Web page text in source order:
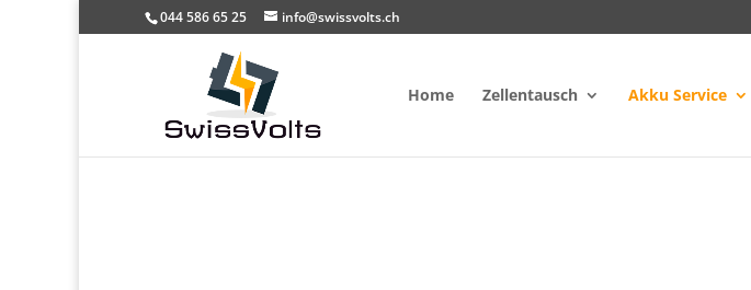
044 586 65 25 info@swissvolts.ch
Home Zellentausch Akku Service